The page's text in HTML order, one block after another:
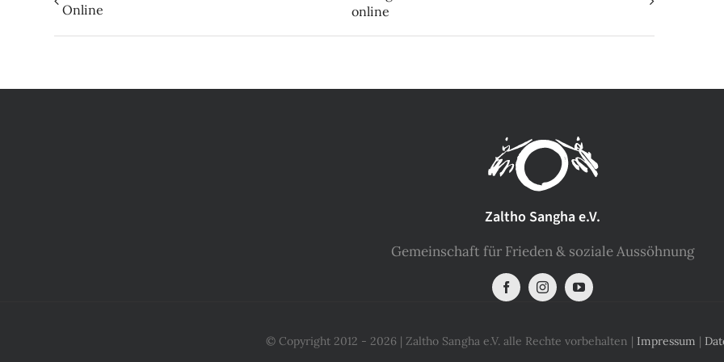
Online
online
Zaltho Sangha e.V.
Gemeinschaft für Frieden & soziale Aussöhnung
© Copyright 2012 - 2026 | Zaltho Sangha e.V. alle Rechte vorbehalten | Impressum |